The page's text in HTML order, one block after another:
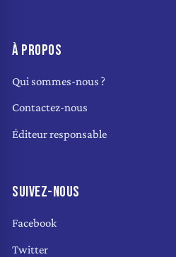
À PROPOS
Qui sommes-nous ?
Contactez-nous
Éditeur responsable
SUIVEZ-NOUS
Facebook
Twitter